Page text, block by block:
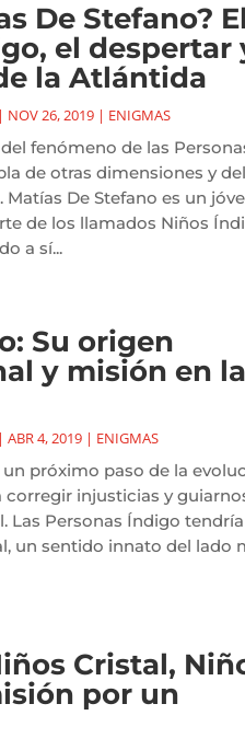
De Stefano?
el despertar
la Atlántida
NOV 26, 2019| ENIGMAS
fenómeno de las
de otras dimensiones y del
De Stefano es un
de los llamados Niños
a sí...
Su origen
y misión en la
ABR 4, 2019| ENIGMAS
próximo paso de la
corregir injusticias y
Las Personas Índigo
un sentido innato del lado
Cristal,
por un